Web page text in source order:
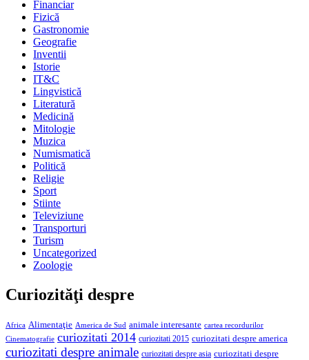
Financiar
Fizică
Gastronomie
Geografie
Inventii
Istorie
IT&C
Lingvistică
Literatură
Medicină
Mitologie
Muzica
Numismatică
Politică
Religie
Sport
Stiinte
Televiziune
Transporturi
Turism
Uncategorized
Zoologie
Curiozităţi despre
Africa Alimentaţie America de Sud animale interesante cartea recordurilor
Cinematografie curiozitati 2014 curiozitati 2015 curiozitati despre america
curiozitati despre animale curiozitati despre asia curiozitati despre